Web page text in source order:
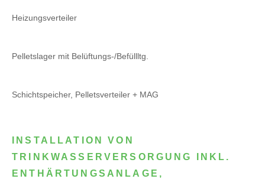
Heizungsverteiler
Pelletslager mit Belüftungs-/Befüllltg.
Schichtspeicher, Pelletsverteiler + MAG
INSTALLATION VON
TRINKWASSERVERSORGUNG INKL.
ENTHÄRTUNGSANLAGE,